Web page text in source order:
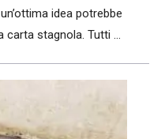
idea potrebbe
carta stagnola. Tutti ...